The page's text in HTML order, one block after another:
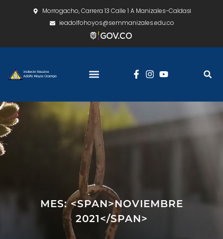
Morrogacho, Carrera 13 Calle 1 A Manizales-Caldas
ieadolfohoyos@semmanizales.edu.co
MES: <SPAN>NOVIEMBRE
2021</SPAN>